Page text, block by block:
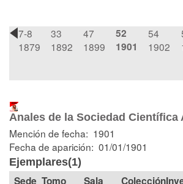
7-8
1879
33
1892
47
1899
52
1901
54
1902
Anales de la Sociedad Científica
Mención de fecha: 1901
Fecha de aparición: 01/01/1901
Ejemplares(1)
Tomo Sala Colección